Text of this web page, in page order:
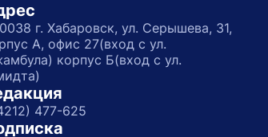
г. Хабаровск, ул. Серышева, 31,
А, офис 27(вход с ул.
корпус Б(вход с ул.
477-625